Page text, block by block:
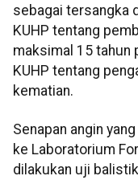
sebagai tersangka
KUHP tentang
maksimal 15 tahun
KUHP tentang
kematian.
Senapan angin
ke Laboratorium
dilakukan uji